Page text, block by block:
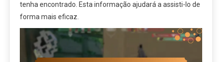
tenha encontrado. Esta informação ajudará a assisti-lo de
forma mais eficaz.